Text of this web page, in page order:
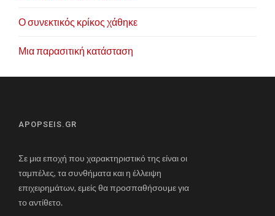
Ο συνεκτικός κρίκος χάθηκε
Μια παρασιτική κατάσταση
APOPSEIS.GR
Σε μια εποχή που χαρακτηριστικό της είναι οι
ταμπέλες, τα συνθήματα και η έλλειψη
επιχειρημάτων, εμείς θα προσπαθήσουμε για
το αντίθετο.